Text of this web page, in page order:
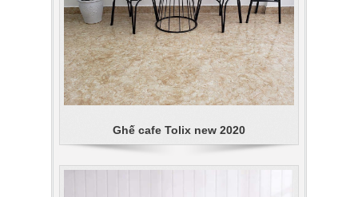
Ghế cafe Tolix new 2020